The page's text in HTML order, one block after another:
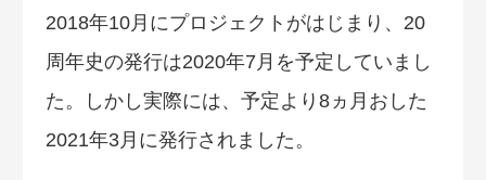
2018年10月にプロジェクトがはじまり、20
周年史の発行は2020年7月を予定していまし
た。しかし実際には、予定より8ヵ月おした
2021年3月に発行されました。